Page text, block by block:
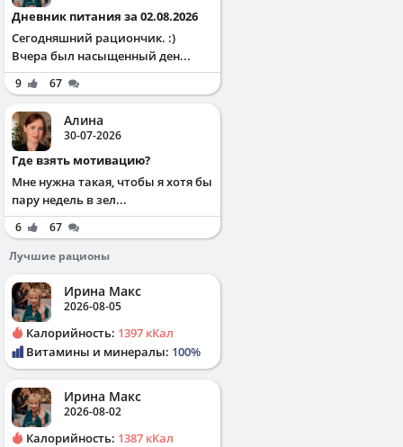
Дневник питания за 02.08.2026
Сегодняшний рациончик. :)
Вчера был насыщенный ден...
9 67
Алина
30-07-2026
Где взять мотивацию?
Мне нужна такая, чтобы я хотя бы
пару недель в зел...
6
67
Лучшие рационы
Ирина Макс
2026-08-05
Калорийность: 1397 кКал
Витамины и минералы: 100%
Ирина Макс
2026-08-02
Калорийность: 1387 кКал